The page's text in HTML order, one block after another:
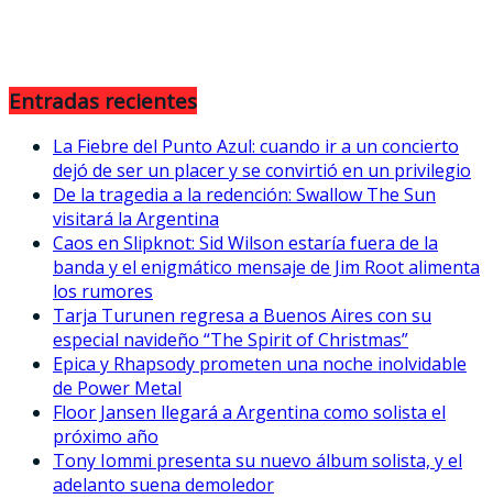
Entradas recientes
La Fiebre del Punto Azul: cuando ir a un concierto
dejó de ser un placer y se convirtió en un privilegio
De la tragedia a la redención: Swallow The Sun
visitará la Argentina
Caos en Slipknot: Sid Wilson estaría fuera de la
banda y el enigmático mensaje de Jim Root alimenta
los rumores
Tarja Turunen regresa a Buenos Aires con su
especial navideño “The Spirit of Christmas”
Epica y Rhapsody prometen una noche inolvidable
de Power Metal
Floor Jansen llegará a Argentina como solista el
próximo año
Tony Iommi presenta su nuevo álbum solista, y el
adelanto suena demoledor